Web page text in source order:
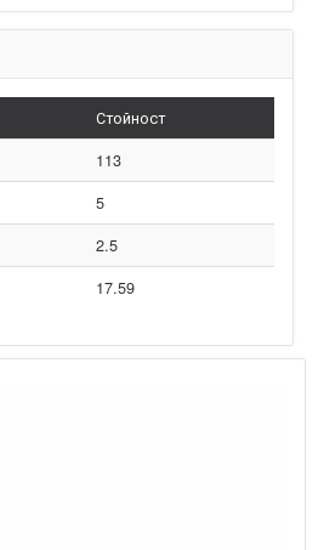
Стойност
113
5
2.5
17.59